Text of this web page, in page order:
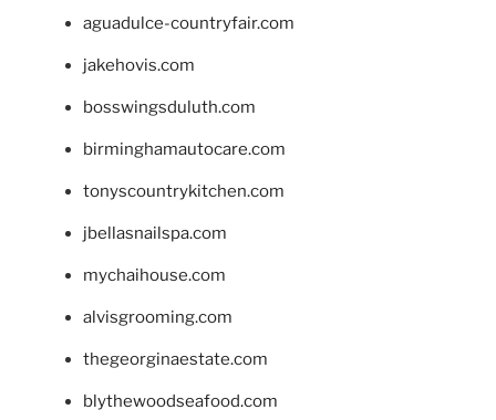
aguadulce-countryfair.com
jakehovis.com
bosswingsduluth.com
birminghamautocare.com
tonyscountrykitchen.com
jbellasnailspa.com
mychaihouse.com
alvisgrooming.com
thegeorginaestate.com
blythewoodseafood.com